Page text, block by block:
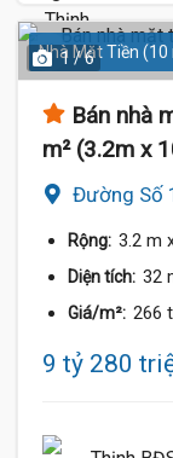
Nhà Mặt Tiền (10
1 / 6
Bán nhà
m² (3.2m x
Đường Số
Rộng: 3.2 m
Diện tích: 32
Giá/m²: 266
9 tỷ 280